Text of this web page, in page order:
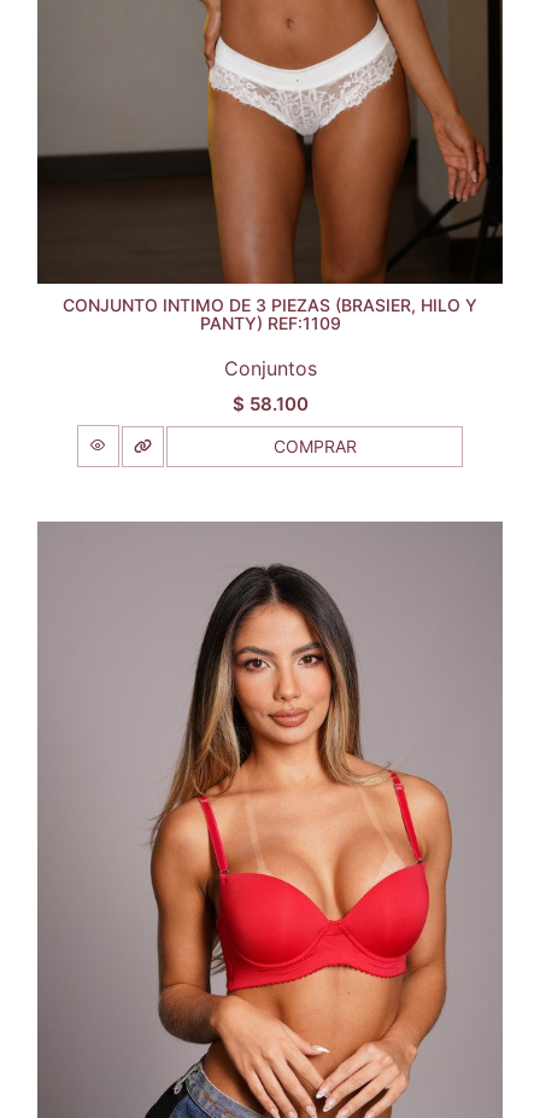
CONJUNTO INTIMO DE 3 PIEZAS (BRASIER, HILO Y
PANTY) REF:1109
Conjuntos
$ 58.100
COMPRAR